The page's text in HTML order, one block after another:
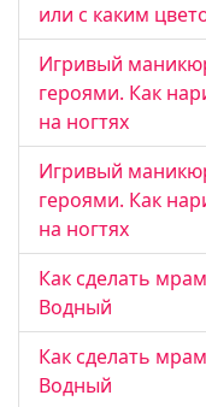
или с каким
Игривый
героями. Как
на ногтях
Игривый
героями. Как
на ногтях
Как сделать
Водный
Как сделать
Водный